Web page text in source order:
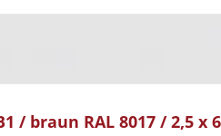
/ braun RAL 8017 / 2,5 x